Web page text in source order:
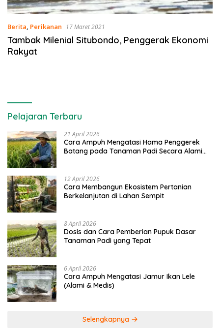
Berita, Perikanan 17 Maret 2021
Tambak Milenial Situbondo, Penggerak Ekonomi
Rakyat
Pelajaran Terbaru
21 April 2026
Cara Ampuh Mengatasi Hama Penggerek
Batang pada Tanaman Padi Secara Alami
12 April 2026
Cara Membangun Ekosistem Pertanian
Berkelanjutan di Lahan Sempit
8 April 2026
Dosis dan Cara Pemberian Pupuk Dasar
Tanaman Padi yang Tepat
6 April 2026
Cara Ampuh Mengatasi Jamur Ikan Lele
(Alami & Medis)
Selengkapnya